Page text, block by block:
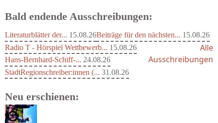
Bald endende Ausschreibungen:
Literaturblätter der... 15.08.26Beiträge für den nächsten... 15.08.26
Radio T - Hörspiel Wettbewerb... 15.08.26
Hans-Bernhard-Schiff-... 24.08.26
StadtRegionschreiber:innen (... 31.08.26
Alle
Ausschreibungen
Neu erschienen: